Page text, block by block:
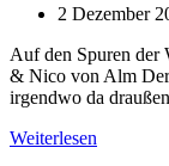
2 Dezember
Auf den Spuren der
& Nico von Alm
irgendwo da
Weiterlesen